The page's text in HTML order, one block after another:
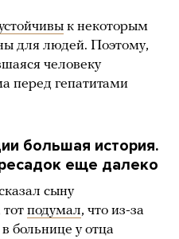
к некоторым
для людей. Поэтому,
человеку
перед гепатитами
большая история.
еще далеко
сыну
подумал, что из-за
больнице у отца